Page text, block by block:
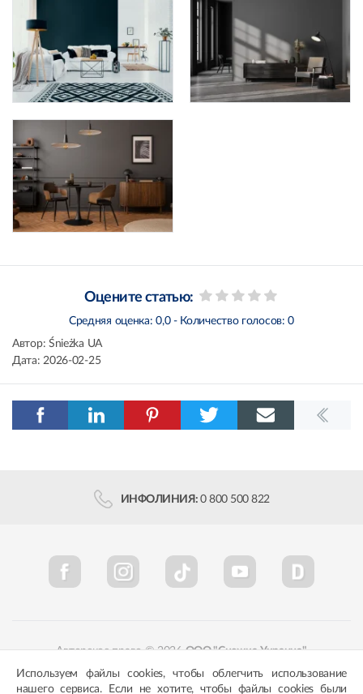
Оцените статью:
Средняя оценка:0,0- Количество голосов:0
Автор: Śnieżka UA
Дата: 2026-02-25
ИНФОЛИНИЯ: 0 800 500 822
Авторское право © 2026ООО "Снежка-Украина"
Политика конфиденциальности Соответствие цветов
Используем файлы cookies, чтобы облегчить использование
нашего сервиса. Если не хотите, чтобы файлы cookies были